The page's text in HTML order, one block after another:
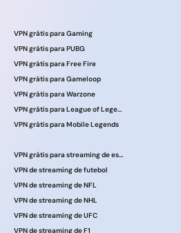
VPN grátis para Gaming
VPN grátis para PUBG
VPN grátis para Free Fire
VPN grátis para Gameloop
VPN grátis para Warzone
VPN grátis para League of Legends
VPN grátis para Mobile Legends
VPN grátis para streaming de esportes
VPN de streaming de futebol
VPN de streaming de NFL
VPN de streaming de NHL
VPN de streaming de UFC
VPN de streaming de F1